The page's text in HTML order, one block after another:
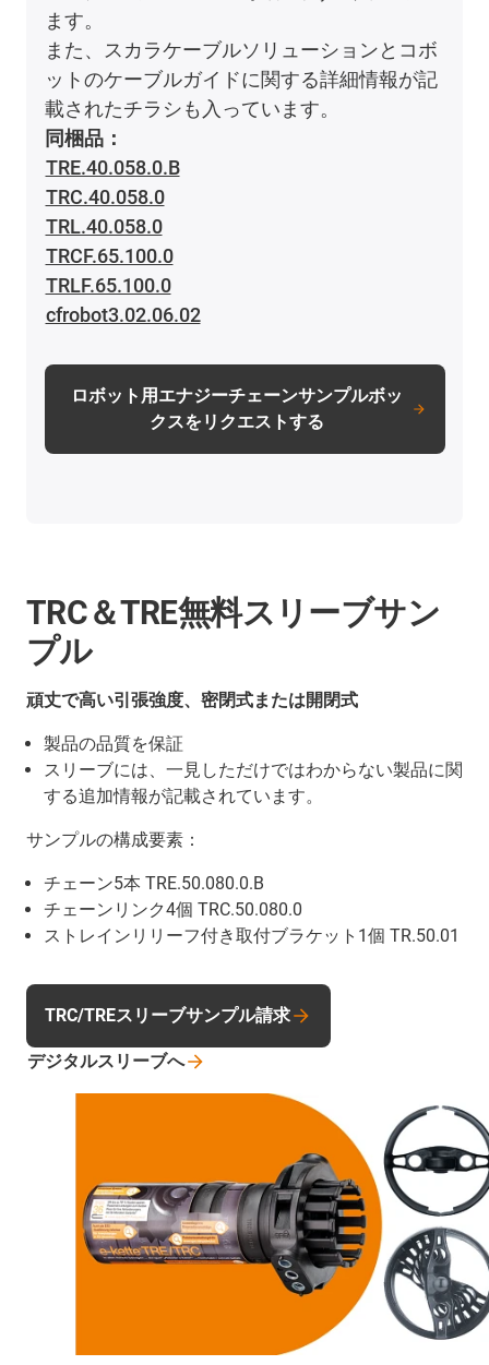
ます。
また、スカラケーブルソリューションとコボ
ットのケーブルガイドに関する詳細情報が記
載されたチラシも入っています。
同梱品：
TRE.40.058.0.B
TRC.40.058.0
TRL.40.058.0
TRCF.65.100.0
TRLF.65.100.0
cfrobot3.02.06.02
ロボット用エナジーチェーンサンプルボッ
クスをリクエストする
TRC＆TRE無料スリーブサン
プル
頑丈で高い引張強度、密閉式または開閉式
製品の品質を保証
スリーブには、一見しただけではわからない製品に関
する追加情報が記載されています。
サンプルの構成要素：
チェーン5本 TRE.50.080.0.B
チェーンリンク4個 TRC.50.080.0
ストレインリリーフ付き取付ブラケット1個 TR.50.01
TRC/TREスリーブサンプル請求
デジタルスリーブへ